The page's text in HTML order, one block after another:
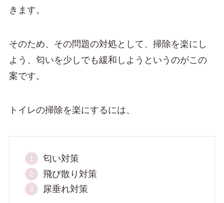
きます。
そのため、その問題の対処として、掃除を楽にし
よう、匂いを少しでも緩和しようというのがこの
案です。
トイレの掃除を楽にするには、
匂い対策
飛び散り対策
尿垂れ対策